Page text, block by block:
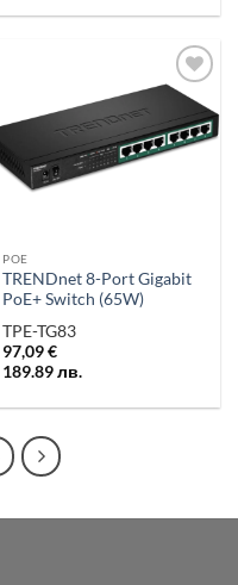
Добави в
„Любими“
POE
TRENDnet 8-Port Gigabit
PoE+ Switch (65W)
TPE-TG83
97,09€
189.89лв.